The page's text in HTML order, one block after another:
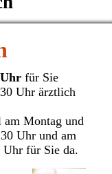
für Sie
Uhr ärztlich
am Montag und
Uhr und am
für Sie da.